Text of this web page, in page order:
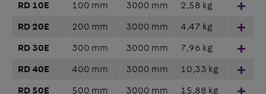
RD 10E 100 mm 3000 mm 2,58 kg
RD 20E 200 mm 3000 mm 4,47 kg
RD 30E 300 mm 3000 mm 7,96 kg
RD 40E 400 mm 3000 mm 10,33 kg
RD 50E 500 mm 3000 mm 15,88 kg